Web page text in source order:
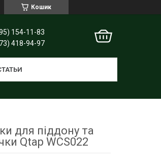
Кошик
154-11-83
418-94-97
для піддону та
Qtap WCS022